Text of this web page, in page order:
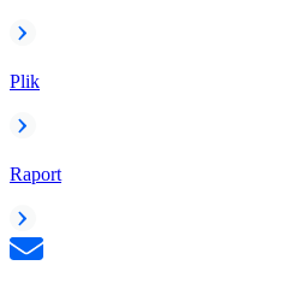
Plik
Raport